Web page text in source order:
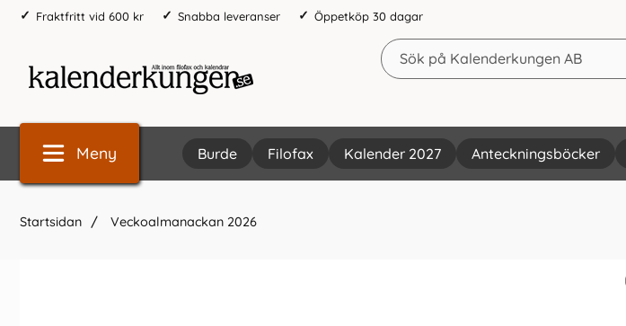
Fraktfritt vid 600 kr Snabba leveranser Öppetköp 30 dagar
Meny Burde Filofax Kalender 2027 Anteckningsböcker
Startsidan Veckoalmanackan 2026
Vi